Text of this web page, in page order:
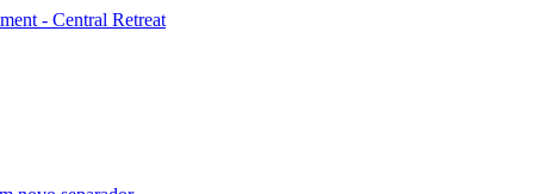
- Central Retreat